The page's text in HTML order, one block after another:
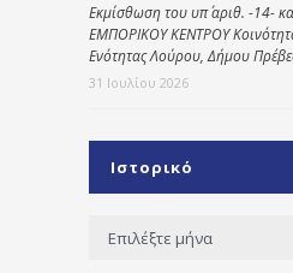
Εκμίσθωση του υπ΄ αριθ. -14-
ΕΜΠΟΡΙΚΟΥ ΚΕΝΤΡΟΥ
Ενότητας Λούρου, Δήμου
31 Ιουλίου 2026
Ιστορικό
Ιστορικό